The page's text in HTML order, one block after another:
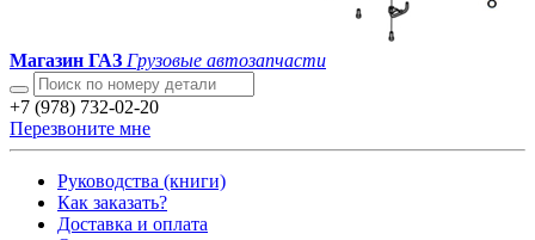
Магазин ГАЗ Грузовые автозапчасти
+7 (978) 732-02-20
Перезвоните мне
Руководства (книги)
Как заказать?
Доставка и оплата